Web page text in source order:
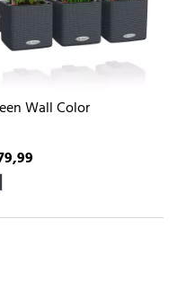
Wall Color